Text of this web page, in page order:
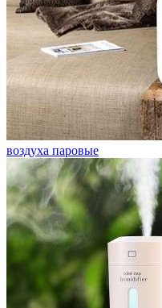
воздуха паровые